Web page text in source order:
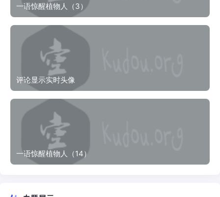
一语惊醒植物人（3）
评论显示实时头像
一语惊醒植物人（14）